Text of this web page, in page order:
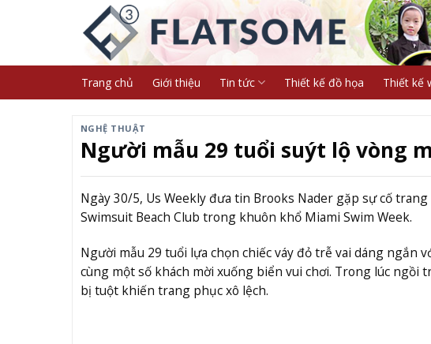
Trang chủ Giới thiệu Tin tức Thiết kế đồ họa Thiết kế
NGHỆ THUẬT
Người mẫu 29 tuổi suýt lộ vòng
Ngày 30/5, Us Weekly đưa tin Brooks Nader gặp sự cố
Swimsuit Beach Club trong khuôn khổ Miami Swim Week.
Người mẫu 29 tuổi lựa chọn chiếc váy đỏ trễ vai dáng ngắn
cùng một số khách mời xuống biển vui chơi. Trong lúc
bị tuột khiến trang phục xô lệch.